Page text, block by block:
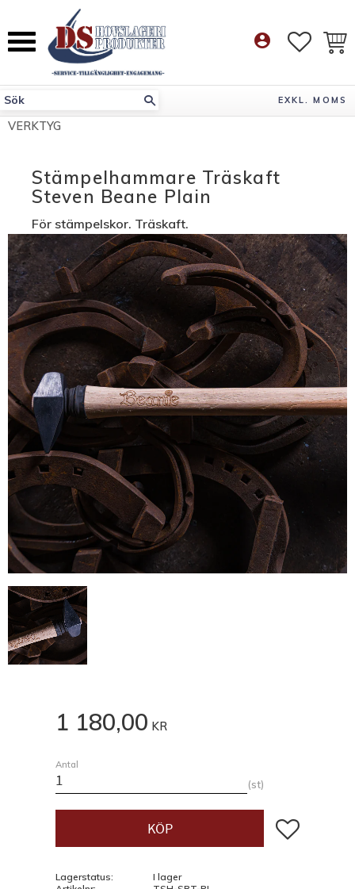
Meny account_circle
EXKL. MOMS
VERKTYG
Stämpelhammare Träskaft
Steven Beane Plain
För stämpelskor. Träskaft.
1 180,00 KR
Antal
st
KÖP Lägg till i
Lagerstatus
I lager